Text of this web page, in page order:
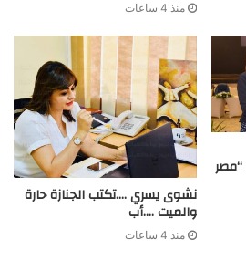
منذ 4 ساعات
نشوى يسري ….تكتب الجنازة حارة
والميت ….أب
منذ 4 ساعات